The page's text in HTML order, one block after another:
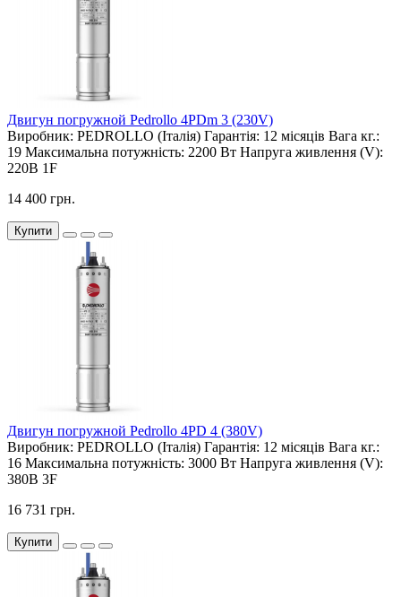
Двигун погружной Pedrollo 4PDm 3 (230V)
Виробник: PEDROLLO (Італія) Гарантія: 12 місяців Вага кг.:
19 Максимальна потужність: 2200 Вт Напруга живлення (V):
220В 1F
14 400 грн.
Купити
Двигун погружной Pedrollo 4PD 4 (380V)
Виробник: PEDROLLO (Італія) Гарантія: 12 місяців Вага кг.:
16 Максимальна потужність: 3000 Вт Напруга живлення (V):
380В 3F
16 731 грн.
Купити